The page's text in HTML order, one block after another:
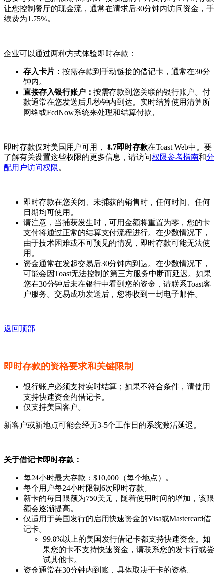
让您控制餐厅的现金流，通常在请求后30分钟内访问资金，手
续费为1.75%。
企业可以通过两种方式体验即时存款：
存入卡片： 按需存款到手动链接的借记卡，通常在30分
钟内。
直接存入银行账户： 按需存款到您关联的银行账户。付
款通常在您发送后几秒钟内到达。实时结算使用清算所
网络或FedNow系统来处理和结算付款。
即时存款仅对美国用户可用， 8.7即时存款在Toast Web中。要
了解有关设置这些权限的更多信息，请访问权限参考指南和分
配用户访问权限。
即时存款在您关闭、未捕获的销售时，任何时间、任何
日期均可使用。
请注意，当捕获发生时，可用金额将重置为零，您的卡
支付将通过正常的结算支付流程进行。在少数情况下，
由于技术困难或不可预见的情况，即时存款可能无法使
用。
资金通常在发起交易后30分钟内到达。在少数情况下，
可能会因Toast无法控制的第三方服务中断而延迟。如果
您在30分钟后未在银行中看到您的资金，请联系Toast客
户服务。交易成功发送后，您将收到一封电子邮件。
返回顶部
即时存款的资格要求和关键限制
银行账户必须支持实时结算；如果不符合条件，请使用
支持快速资金的借记卡。
仅支持美国客户。
新客户或新地点可能会经历3-5个工作日的系统激活延迟。
关于借记卡即时存款：
每24小时最大存款：$10,000（每个地点）。
每个用户每24小时限制6次即时存款。
新卡的每日限额为750美元，随着使用时间的增加，该限
额会逐渐提高。
仅适用于美国发行的启用快速资金的Visa或Mastercard借
记卡。
99.8%以上的美国发行借记卡都支持快速资金。如
果您的卡不支持快速资金，请联系您的发卡行或尝
试其他卡。
资金通常在30分钟内到账，具体取决于卡的资格。